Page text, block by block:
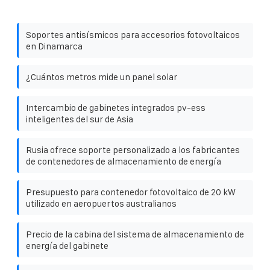
Soportes antisísmicos para accesorios fotovoltaicos
en Dinamarca
¿Cuántos metros mide un panel solar
Intercambio de gabinetes integrados pv-ess
inteligentes del sur de Asia
Rusia ofrece soporte personalizado a los fabricantes
de contenedores de almacenamiento de energía
Presupuesto para contenedor fotovoltaico de 20 kW
utilizado en aeropuertos australianos
Precio de la cabina del sistema de almacenamiento de
energía del gabinete